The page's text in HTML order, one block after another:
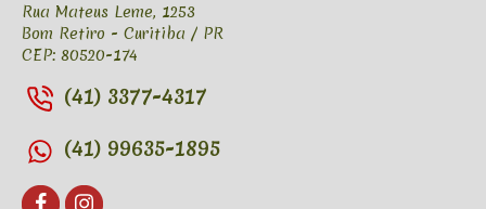
Rua Mateus Leme, 1253
Bom Retiro - Curitiba / PR
CEP: 80520-174
(41) 3377-4317
(41) 99635-1895